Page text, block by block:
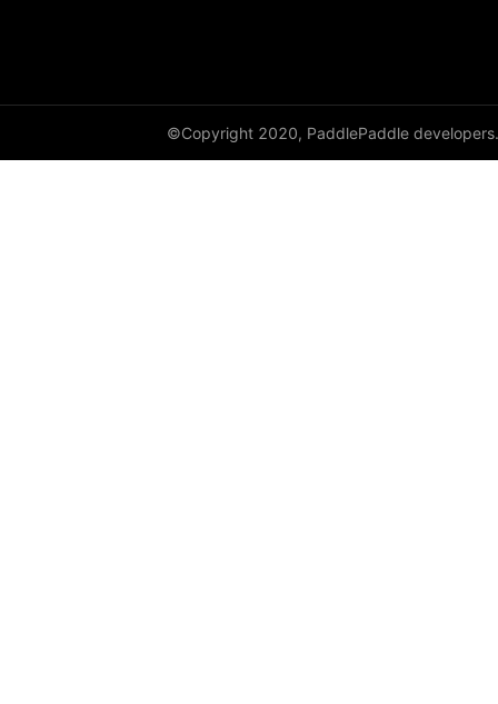
©Copyright 2020, PaddlePaddle developers.